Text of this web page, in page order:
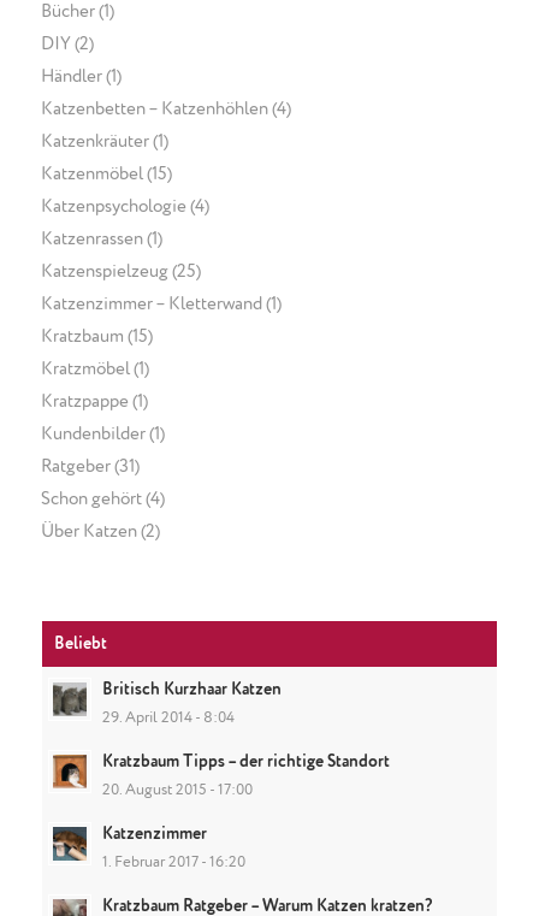
Bücher(1)
DIY(2)
Händler(1)
Katzenbetten – Katzenhöhlen(4)
Katzenkräuter(1)
Katzenmöbel (15)
Katzenpsychologie (4)
Katzenrassen(1)
Katzenspielzeug(25)
Katzenzimmer – Kletterwand (1)
Kratzbaum (15)
Kratzmöbel (1)
Kratzpappe (1)
Kundenbilder(1)
Ratgeber(31)
Schon gehört(4)
Über Katzen(2)
Beliebt
Britisch Kurzhaar Katzen
29. April 2014 - 8:04
Kratzbaum Tipps – der richtige Standort
20. August 2015 - 17:00
Katzenzimmer
1. Februar 2017 - 16:20
Kratzbaum Ratgeber – Warum Katzen kratzen?